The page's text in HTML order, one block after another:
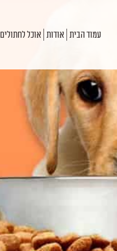
עמוד הבית אודות אוכל לחתולים